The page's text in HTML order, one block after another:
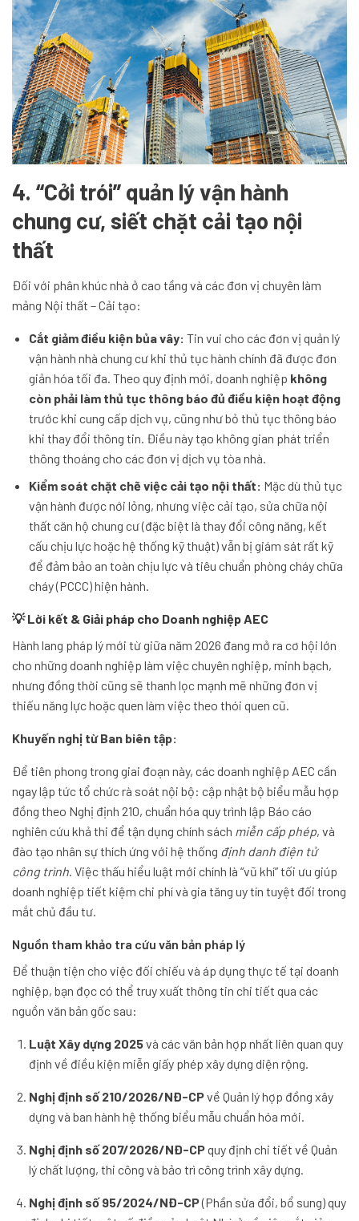
4. “Cởi trói” quản lý vận hành
chung cư, siết chặt cải tạo nội
thất
Đối với phân khúc nhà ở cao tầng và các đơn vị chuyên làm
mảng Nội thất – Cải tạo:
Cắt giảm điều kiện bủa vây: Tin vui cho các đơn vị quản lý
vận hành nhà chung cư khi thủ tục hành chính đã được đơn
giản hóa tối đa. Theo quy định mới, doanh nghiệp không
còn phải làm thủ tục thông báo đủ điều kiện hoạt động
trước khi cung cấp dịch vụ, cũng như bỏ thủ tục thông báo
khi thay đổi thông tin. Điều này tạo không gian phát triển
thông thoáng cho các đơn vị dịch vụ tòa nhà.
Kiểm soát chặt chẽ việc cải tạo nội thất: Mặc dù thủ tục
vận hành được nới lỏng, nhưng việc cải tạo, sửa chữa nội
thất căn hộ chung cư (đặc biệt là thay đổi công năng, kết
cấu chịu lực hoặc hệ thống kỹ thuật) vẫn bị giám sát rất kỹ
để đảm bảo an toàn chịu lực và tiêu chuẩn phòng cháy chữa
cháy (PCCC) hiện hành.
💡 Lời kết & Giải pháp cho Doanh nghiệp AEC
Hành lang pháp lý mới từ giữa năm 2026 đang mở ra cơ hội lớn
cho những doanh nghiệp làm việc chuyên nghiệp, minh bạch,
nhưng đồng thời cũng sẽ thanh lọc mạnh mẽ những đơn vị
thiếu năng lực hoặc quen làm việc theo thói quen cũ.
Khuyến nghị từ Ban biên tập:
Để tiên phong trong giai đoạn này, các doanh nghiệp AEC cần
ngay lập tức tổ chức rà soát nội bộ: cập nhật bộ biểu mẫu hợp
đồng theo Nghị định 210, chuẩn hóa quy trình lập Báo cáo
nghiên cứu khả thi để tận dụng chính sách miễn cấp phép, và
đào tạo nhân sự thích ứng với hệ thống định danh điện tử
công trình. Việc thấu hiểu luật mới chính là “vũ khí” tối ưu giúp
doanh nghiệp tiết kiệm chi phí và gia tăng uy tín tuyệt đối trong
mắt chủ đầu tư.
Nguồn tham khảo tra cứu văn bản pháp lý
Để thuận tiện cho việc đối chiếu và áp dụng thực tế tại doanh
nghiệp, bạn đọc có thể truy xuất thông tin chi tiết qua các
nguồn văn bản gốc sau:
Luật Xây dựng 2025và các văn bản hợp nhất liên quan quy
định về điều kiện miễn giấy phép xây dựng diện rộng.
Nghị định số 210/2026/NĐ-CPvề Quản lý hợp đồng xây
dựng và ban hành hệ thống biểu mẫu chuẩn hóa mới.
Nghị định số 207/2026/NĐ-CPquy định chi tiết về Quản
lý chất lượng, thi công và bảo trì công trình xây dựng.
Nghị định số 95/2024/NĐ-CP(Phần sửa đổi, bổ sung) quy